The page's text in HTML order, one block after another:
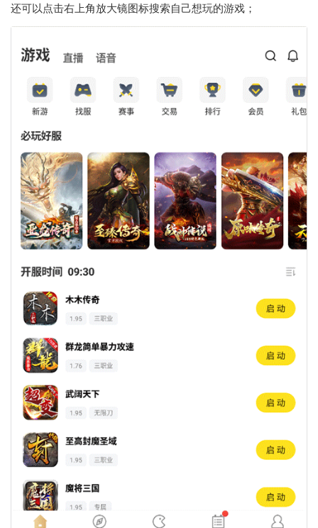
还可以点击右上角放大镜图标搜索自己想玩的游戏；